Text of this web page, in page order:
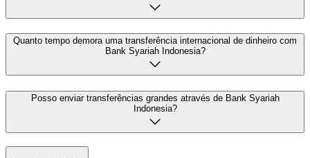
Quanto tempo demora uma transferência internacional de dinheiro com
Bank Syariah Indonesia?
Posso enviar transferências grandes através de Bank Syariah
Indonesia?